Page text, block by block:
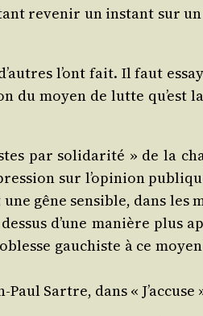
reve­nir un ins­tant sur
l’ont fait. Il faut
du moyen de lutte
par soli­da­ri­té » de la
sur l’opinion
gêne sen­sible, dans les
d’une manière plus
gau­chiste à ce
Sartre, dans « J’accuse